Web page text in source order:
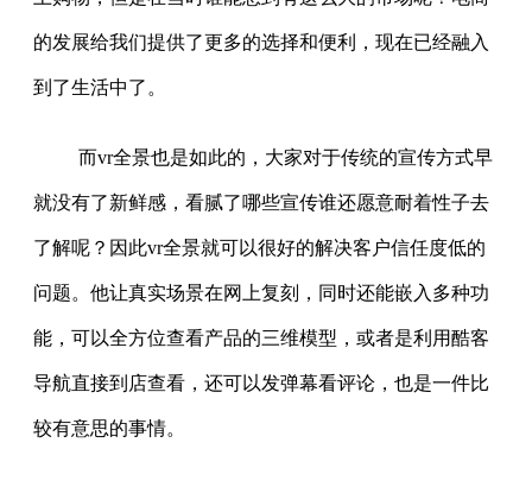
的发展给我们提供了更多的选择和便利，现在已经融入
到了生活中了。
而vr全景也是如此的，大家对于传统的宣传方式早
就没有了新鲜感，看腻了哪些宣传谁还愿意耐着性子去
了解呢？因此vr全景就可以很好的解决客户信任度低的
问题。他让真实场景在网上复刻，同时还能嵌入多种功
能，可以全方位查看产品的三维模型，或者是利用酷客
导航直接到店查看，还可以发弹幕看评论，也是一件比
较有意思的事情。